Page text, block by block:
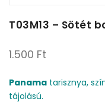
T03M13 – Sötét
1.500 Ft
Panama tarisznya,
tájolású.